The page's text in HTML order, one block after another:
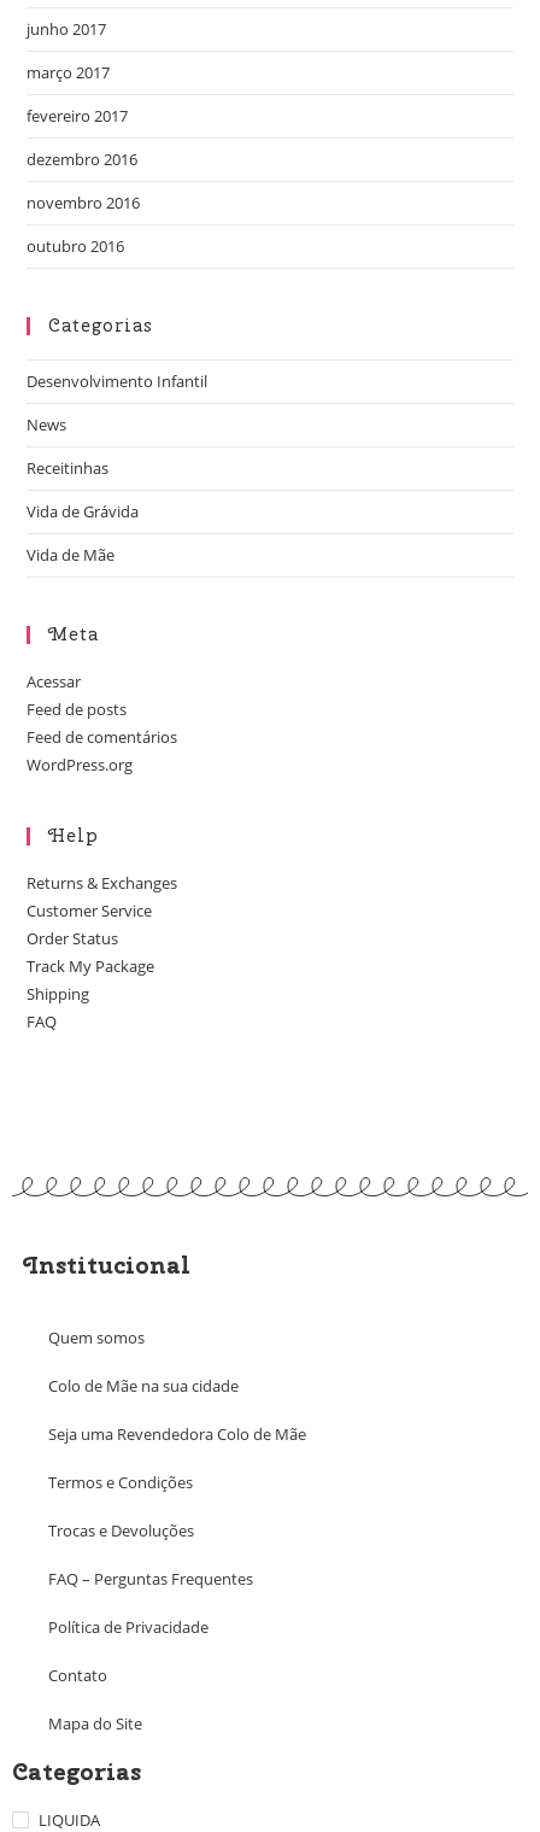
junho 2017
março 2017
fevereiro 2017
dezembro 2016
novembro 2016
outubro 2016
Categorias
Desenvolvimento Infantil
News
Receitinhas
Vida de Grávida
Vida de Mãe
Meta
Acessar
Feed de posts
Feed de comentários
WordPress.org
Help
Returns & Exchanges
Customer Service
Order Status
Track My Package
Shipping
FAQ
Institucional
Quem somos
Colo de Mãe na sua cidade
Seja uma Revendedora Colo de Mãe
Termos e Condições
Trocas e Devoluções
FAQ – Perguntas Frequentes
Política de Privacidade
Contato
Mapa do Site
Categorias
LIQUIDA